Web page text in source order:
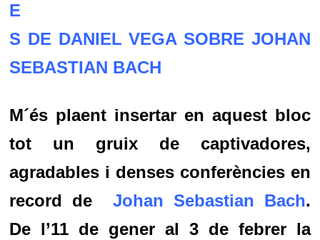
E
S DE DANIEL VEGA SOBRE JOHAN
SEBASTIAN BACH
M´és plaent insertar en aquest bloc
tot un gruix de captivadores,
agradables i denses conferències en
record de
Johan Sebastian Bach.
De l’11 de gener al 3 de febrer la